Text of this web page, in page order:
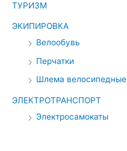
ТУРИЗМ
ЭКИПИРОВКА
Велообувь
Перчатки
Шлема велосипедные
ЭЛЕКТРОТРАНСПОРТ
Электросамокаты